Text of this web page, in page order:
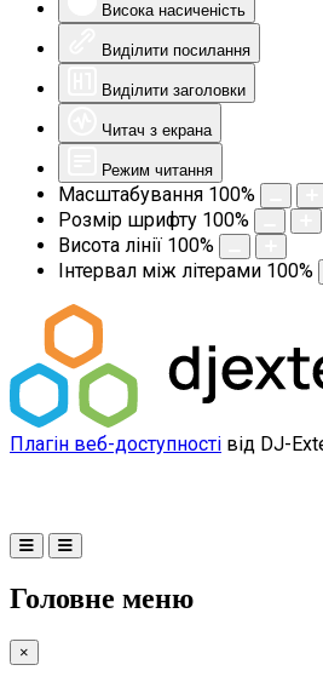
Висока насиченість
Виділити посилання
Виділити заголовки
Читач з екрана
Режим читання
Масштабування 100%
Розмір шрифту 100%
Висота лінії 100%
Інтервал між літерами 100%
Плагін веб-доступності від DJ-
Головне меню
×